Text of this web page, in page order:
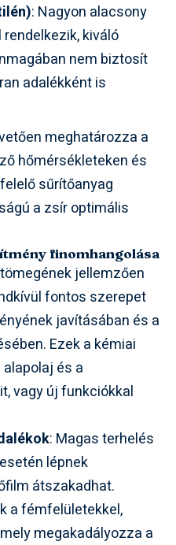
: Nagyon alacsony
kiváló
nem biztosít
adalékként is
meghatározza a
hőmérsékleteken és
sűrítőanyag
a zsír optimális
finomhangolása
jellemzően
fontos szerepet
javításában és a
Ezek a kémiai
és a
vagy új funkciókkal
: Magas terhelés
lépnek
átszakadhat.
a fémfelületekkel,
megakadályozza a